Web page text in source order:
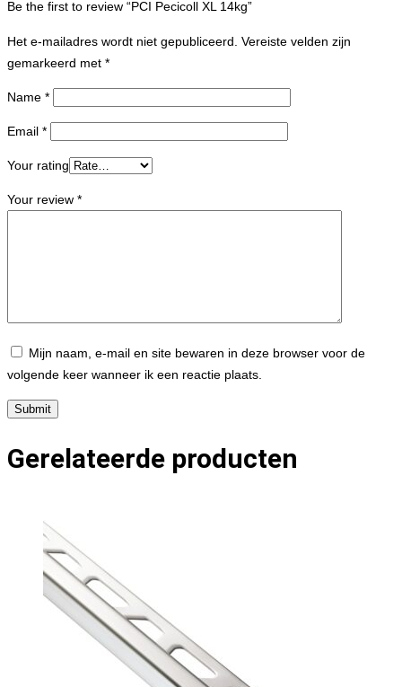
Be the first to review “PCI Pecicoll XL 14kg”
Het e-mailadres wordt niet gepubliceerd. Vereiste velden zijn
gemarkeerd met *
Name *
Email *
Your rating
Your review *
Mijn naam, e-mail en site bewaren in deze browser voor de
volgende keer wanneer ik een reactie plaats.
Gerelateerde producten